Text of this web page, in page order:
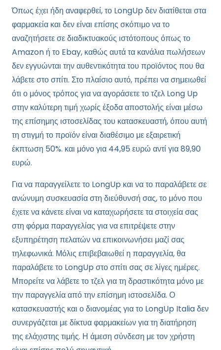
Όπως έχει ήδη αναφερθεί, το LongUp δεν διατίθεται στα
φαρμακεία και δεν είναι επίσης σκόπιμο να το
αναζητήσετε σε διαδικτυακούς ιστότοπους όπως το
Amazon ή το Ebay, καθώς αυτά τα κανάλια πωλήσεων
δεν εγγυώνται την αυθεντικότητα του προϊόντος που θα
λάβετε στο σπίτι. Στο πλαίσιο αυτό, πρέπει να σημειωθεί
ότι ο μόνος τρόπος για να αγοράσετε το τζελ Long Up
στην καλύτερη τιμή χωρίς έξοδα αποστολής είναι μέσω
της επίσημης ιστοσελίδας του κατασκευαστή, όπου αυτή
τη στιγμή το προϊόν είναι διαθέσιμο με εξαιρετική
έκπτωση 50%. και μόνο για 44,95 ευρώ αντί για 89,90
ευρώ.
Για να παραγγείλετε το LongUp και να το παραλάβετε σε
ανώνυμη συσκευασία στη διεύθυνσή σας, το μόνο που
έχετε να κάνετε είναι να καταχωρήσετε τα στοιχεία σας
στη φόρμα παραγγελίας για να επιτρέψετε στην
εξυπηρέτηση πελατών να επικοινωνήσει μαζί σας
τηλεφωνικά. Μόλις επιβεβαιωθεί η παραγγελία, θα
παραλάβετε το LongUp στο σπίτι σας σε λίγες ημέρες.
Μπορείτε να λάβετε το τζελ για τη δραστικότητα μόνο με
την παραγγελία από την επίσημη ιστοσελίδα. Ο
κατασκευαστής και ο διανομέας για το LongUp Italia δεν
συνεργάζεται με δίκτυα φαρμακείων για τη διατήρηση
της ελάχιστης τιμής. Η άμεση σύνδεση με τον χρήστη